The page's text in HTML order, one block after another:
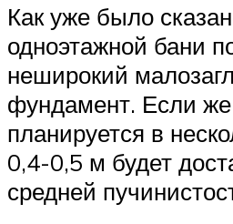
Как уже было
одноэтажной бани
неширокий
фундамент. Если
планируется в
0,4-0,5 м будет
средней